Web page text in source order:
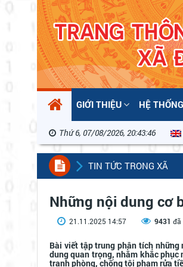
GIỚI THIỆU HỆ
Thứ 6, 07/08/2026, 20:43:47
TIN TỨC TRONG XÃ
Những nội dung cơ
21.11.2025 14:57 9431 đã
Bài viết tập trung phân tích những
dung quan trọng, nhằm khắc phục
tranh phòng, chống tội phạm rửa